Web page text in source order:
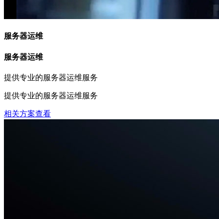
服务器运维
服务器运维
提供专业的服务器运维服务
提供专业的服务器运维服务
相关方案查看